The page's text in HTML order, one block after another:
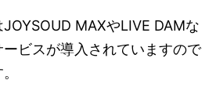
MAXやLIVE DAMな
ビスが導入されていますので